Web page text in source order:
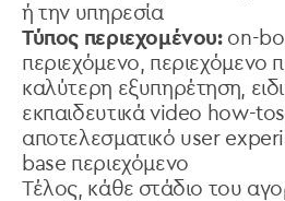
ή την υπηρεσία
Τύπος περιεχομένου:on-
περιεχόμενο, περιεχόμενο
καλύτερη εξυπηρέτηση,
εκπαιδευτικά video how-
αποτελεσματικό user
base περιεχόμενο
Τέλος, κάθε στάδιο του